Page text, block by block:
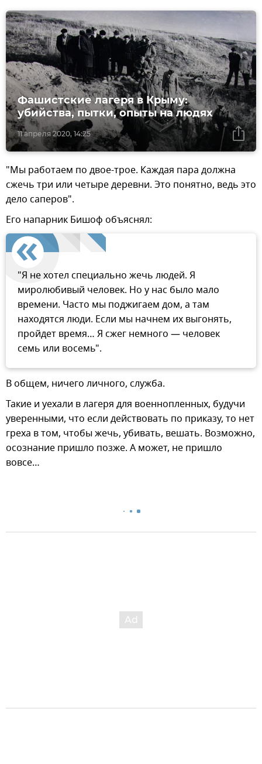
11 апреля 2020, 14:25
Фашистские лагеря в Крыму:
убийства, пытки, опыты на людях
"Мы работаем по двое-трое. Каждая пара должна
сжечь три или четыре деревни. Это понятно, ведь это
дело саперов".
Его напарник Бишоф объяснял:
"Я не хотел специально жечь людей. Я
миролюбивый человек. Но у нас было мало
времени. Часто мы поджигаем дом, а там
находятся люди. Если мы начнем их выгонять,
пройдет время… Я сжег немного — человек
семь или восемь".
В общем, ничего личного, служба.
Такие и уехали в лагеря для военнопленных, будучи
уверенными, что если действовать по приказу, то нет
греха в том, чтобы жечь, убивать, вешать. Возможно,
осознание пришло позже. А может, не пришло
вовсе…